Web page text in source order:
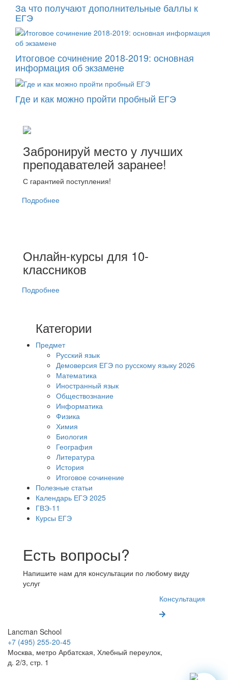
За что получают дополнительные баллы к
ЕГЭ
Итоговое сочинение 2018-2019: основная
информация об экзамене
Где и как можно пройти пробный ЕГЭ
Забронируй место у лучших
преподавателей заранее!
С гарантией поступления!
Подробнее
Онлайн-курсы для 10-
классников
Подробнее
Категории
Предмет
Русский язык
Демоверсия ЕГЭ по русскому языку 2026
Математика
Иностранный язык
Обществознание
Информатика
Физика
Химия
Биология
География
Литература
История
Итоговое сочинение
Полезные статьи
Календарь ЕГЭ 2025
ГВЭ-11
Курсы ЕГЭ
Есть вопросы?
Напишите нам для консультации по любому виду
услуг
Консультация
Lancman School
+7 (495) 255-20-45
Москва, метро Арбатская, Хлебный переулок,
д. 2/3, стр. 1